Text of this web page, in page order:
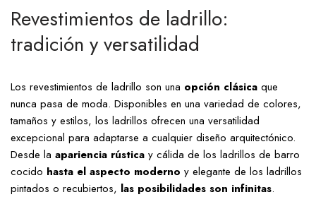
Revestimientos de ladrillo:
tradición y versatilidad
Los revestimientos de ladrillo son una opción clásica que
nunca pasa de moda. Disponibles en una variedad de colores,
tamaños y estilos, los ladrillos ofrecen una versatilidad
excepcional para adaptarse a cualquier diseño arquitectónico.
Desde la apariencia rústica y cálida de los ladrillos de barro
cocido hasta el aspecto moderno y elegante de los ladrillos
pintados o recubiertos, las posibilidades son infinitas.